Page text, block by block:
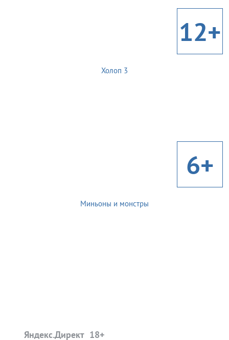
12+
Холоп 3
6+
Миньоны и монстры
Яндекс.Директ